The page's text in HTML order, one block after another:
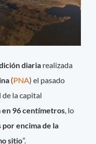
diaria realizada
(PNA) el pasado
la capital
en 96 centímetros, lo
encima de la
sitio”.